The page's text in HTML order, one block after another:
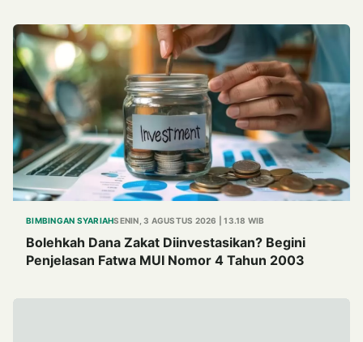
BIMBINGAN SYARIAHSENIN, 3 AGUSTUS 2026 | 13.18 WIB
Bolehkah Dana Zakat Diinvestasikan? Begini
Penjelasan Fatwa MUI Nomor 4 Tahun 2003